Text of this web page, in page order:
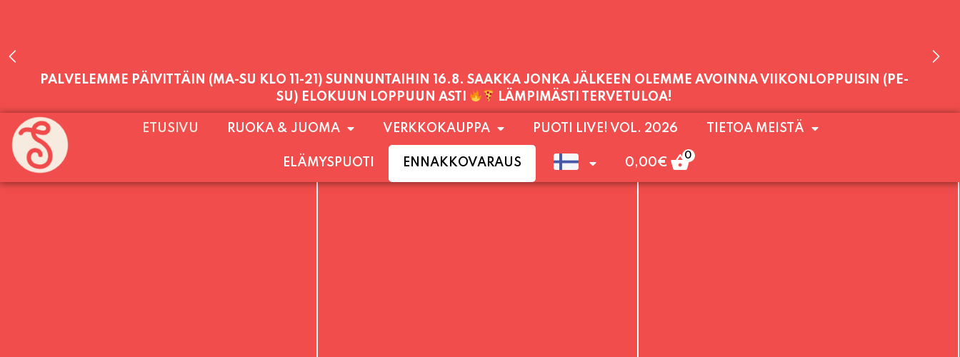
SU) ELOKUUN LOPPUUN ASTI
LÄMPIMÄSTI TERVETULOA!
PALVELEMME TÄNÄÄN:
PERJANTAI11:00 - 21:00
ETUSIVU
RUOKA & JUOMA VERKKOKAUPPA PUOTI LIVE! VOL. 2026 TIETOA MEISTÄ
ELÄMYSPUOTI ENNAKKOVARAUS 0,00€
0